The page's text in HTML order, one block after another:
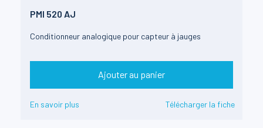
PMI 520 AJ
Conditionneur analogique pour capteur à jauges
Ajouter au panier
En savoir plus Télécharger la fiche